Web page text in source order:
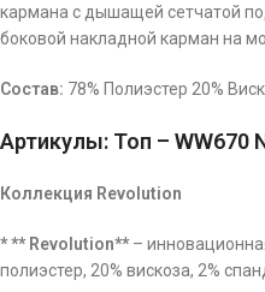
кармана с дышащей сетчатой
боковой накладной карман на
Состав: 78% Полиэстер 20%
Артикулы: Топ – WW670
Коллекция Revolution
* ** Revolution**–
полиэстер, 20% вискоза, 2%